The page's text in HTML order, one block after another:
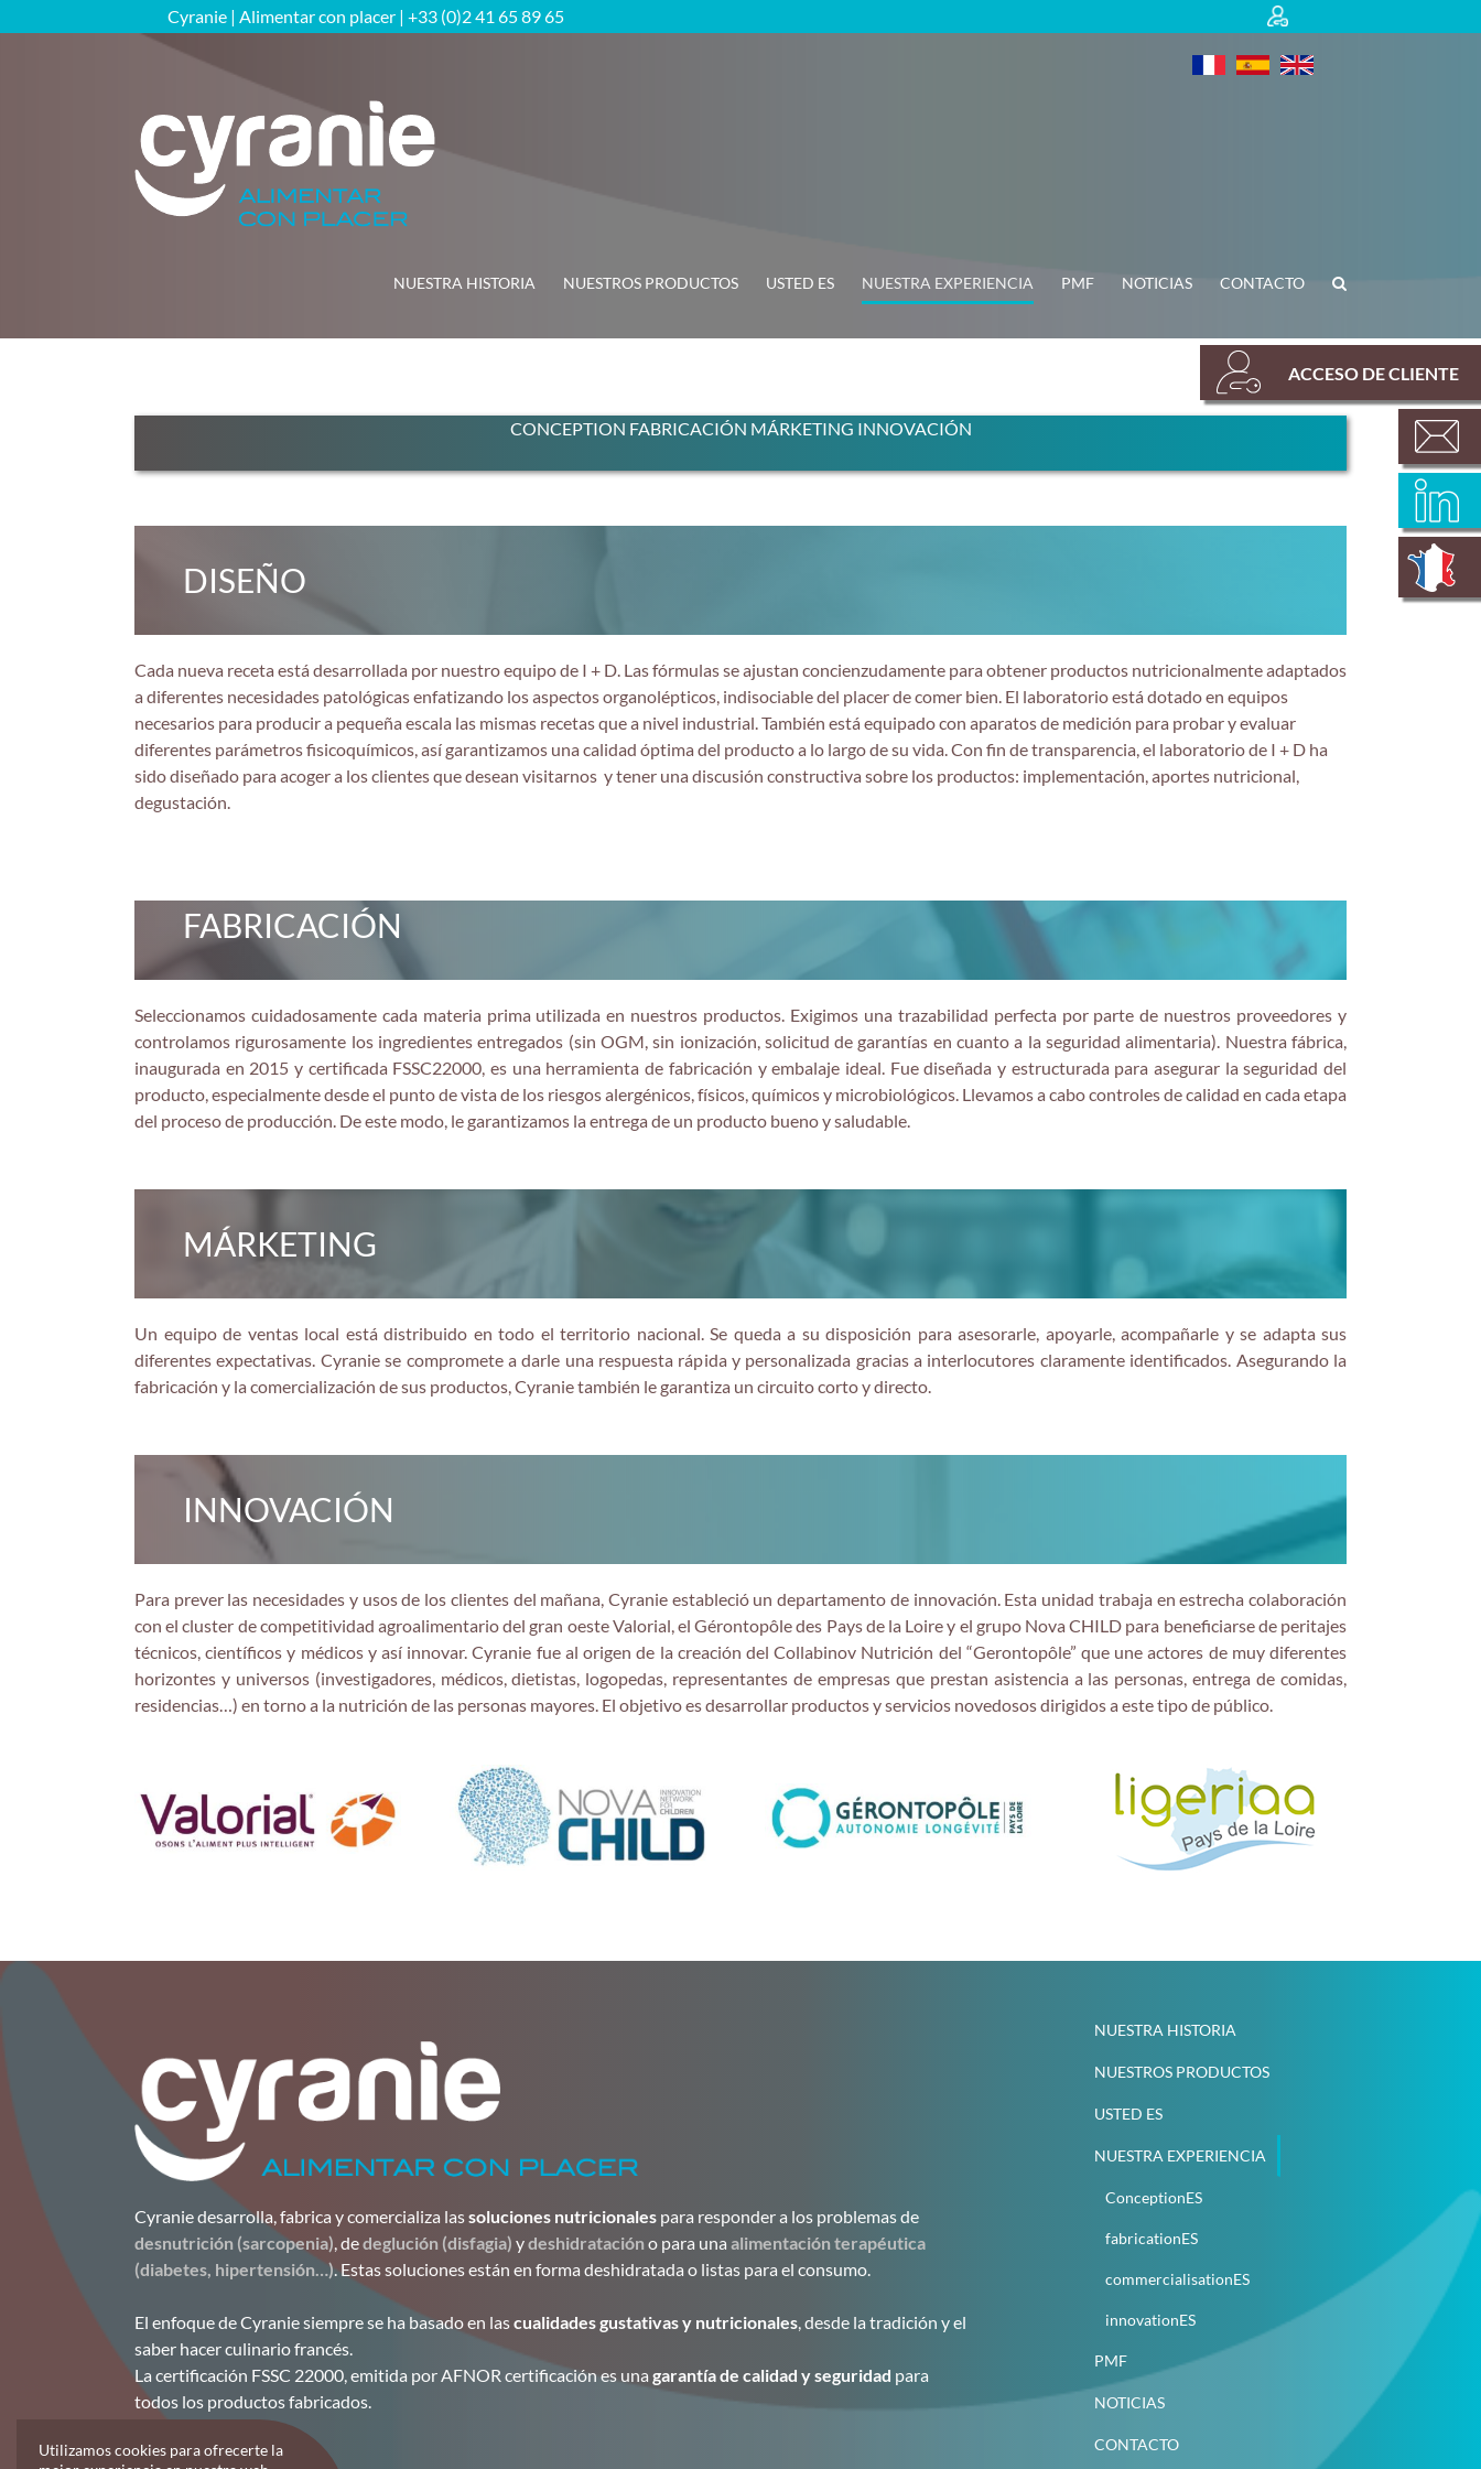
to
Cyranie | Alimentar con placer | +33 (0)2 41 65 89 65
NUESTRA HISTORIA NUESTROS PRODUCTOS USTED ES NUESTRA EXPERIENCIA PMF NOTICIAS CONTACTO
CONCEPTION FABRICACIÓN MÁRKETING INNOVACIÓN
DISEÑO
Cada nueva receta está desarrollada por nuestro equipo de I + D. Las fórmulas se ajustan concienzudamente para obtener productos nutricionalmente adaptados
a diferentes necesidades patológicas enfatizando los aspectos organolépticos, indisociable del placer de comer bien. El laboratorio está dotado en equipos
necesarios para producir a pequeña escala las mismas recetas que a nivel industrial. También está equipado con aparatos de medición para probar y evaluar
diferentes parámetros fisicoquímicos, así garantizamos una calidad óptima del producto a lo largo de su vida. Con fin de transparencia, el laboratorio de I + D ha
sido diseñado para acoger a los clientes que desean visitarnos y tener una discusión constructiva sobre los productos: implementación, aportes nutricional,
degustación.
FABRICACIÓN
Seleccionamos cuidadosamente cada materia prima utilizada en nuestros productos. Exigimos una trazabilidad perfecta por parte de nuestros proveedores y
controlamos rigurosamente los ingredientes entregados (sin OGM, sin ionización, solicitud de garantías en cuanto a la seguridad alimentaria). Nuestra fábrica,
inaugurada en 2015 y certificada FSSC22000, es una herramienta de fabricación y embalaje ideal. Fue diseñada y estructurada para asegurar la seguridad del
producto, especialmente desde el punto de vista de los riesgos alergénicos, físicos, químicos y microbiológicos. Llevamos a cabo controles de calidad en cada etapa
del proceso de producción. De este modo, le garantizamos la entrega de un producto bueno y saludable.
MÁRKETING
Un equipo de ventas local está distribuido en todo el territorio nacional. Se queda a su disposición para asesorarle, apoyarle, acompañarle y se adapta sus
diferentes expectativas. Cyranie se compromete a darle una respuesta rápida y personalizada gracias a interlocutores claramente identificados. Asegurando la
fabricación y la comercialización de sus productos, Cyranie también le garantiza un circuito corto y directo.
INNOVACIÓN
Para prever las necesidades y usos de los clientes del mañana, Cyranie estableció un departamento de innovación. Esta unidad trabaja en estrecha colaboración
con el cluster de competitividad agroalimentario del gran oeste Valorial, el Gérontopôle des Pays de la Loire y el grupo Nova CHILD para beneficiarse de peritajes
técnicos, científicos y médicos y así innovar. Cyranie fue al origen de la creación del Collabinov Nutrición del “Gerontopôle” que une actores de muy diferentes
horizontes y universos (investigadores, médicos, dietistas, logopedas, representantes de empresas que prestan asistencia a las personas, entrega de comidas,
residencias…) en torno a la nutrición de las personas mayores. El objetivo es desarrollar productos y servicios novedosos dirigidos a este tipo de público.
ACCESO DE CLIENTE
Cyranie desarrolla, fabrica y comercializa lassoluciones nutricionales para responder a los problemas de
desnutrición (sarcopenia), dedeglución (disfagia) ydeshidratación o para una alimentación terapéutica
(diabetes, hipertensión…). Estas soluciones están en forma deshidratada o listas para el consumo.
El enfoque de Cyranie siempre se ha basado en lascualidades gustativas y nutricionales, desde la tradición y el
saber hacer culinario francés.
La certificación FSSC 22000, emitida por AFNOR certificación es una garantía de calidad y seguridad para
todos los productos fabricados.
NUESTRA HISTORIA
NUESTROS PRODUCTOS
USTED ES
NUESTRA EXPERIENCIA
ConceptionES
fabricationES
commercialisationES
innovationES
PMF
NOTICIAS
CONTACTO
Utilizamos cookies para ofrecerte la